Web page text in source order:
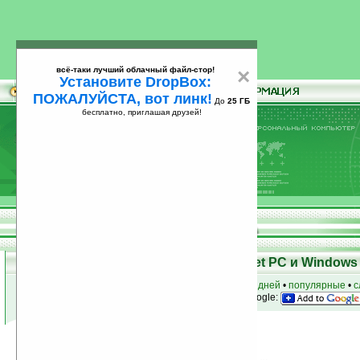
25
Программы для КПК Pocket PC и Windows
за 7 дней • популярные •
на Google:
×
всё-таки лучший облачный файл-стор!
Установите DropBox:
ПОЖАЛУЙСТА, вот линк! До 25 ГБ
бесплатно, приглашая друзей!